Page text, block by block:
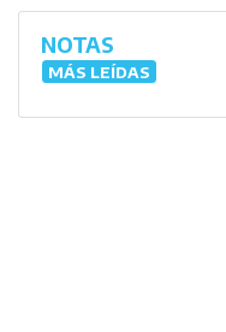
NOTAS
MÁS LEÍDAS